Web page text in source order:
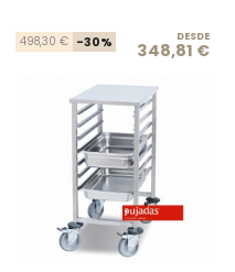
base
498,30 € -30% DESDE
348,81 €